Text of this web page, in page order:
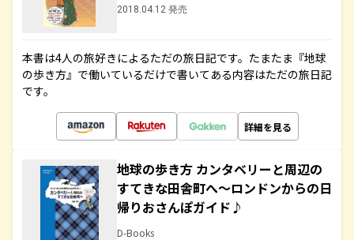
2018.04.12 発売
本書は4人の旅好きによるただの旅日記です。たまたま『地球
の歩き方』で働いているだけで書いてある内容はただの旅日記
です。
詳細を見る
地球の歩き方 カンタベリーと周辺の
すてきな田舎町へ～ロンドンからの日
帰りおさんぽガイド♪
D-Books